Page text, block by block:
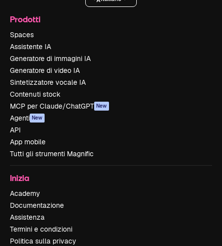
Prodotti
Spaces
Assistente IA
Generatore di immagini IA
Generatore di video IA
Sintetizzatore vocale IA
Contenuti stock
MCP per Claude/ChatGPT New
Agenti New
API
App mobile
Tutti gli strumenti Magnific
Inizia
Academy
Documentazione
Assistenza
Termini e condizioni
Politica sulla privacy